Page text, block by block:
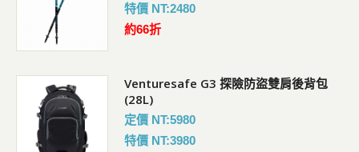
特價 NT:2480
約66折
Venturesafe G3 探險防盜雙肩後背包
(28L)
定價 NT:5980
特價 NT:3980